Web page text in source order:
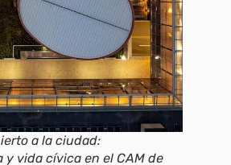
a la ciudad:
y vida cívica en el CAM de